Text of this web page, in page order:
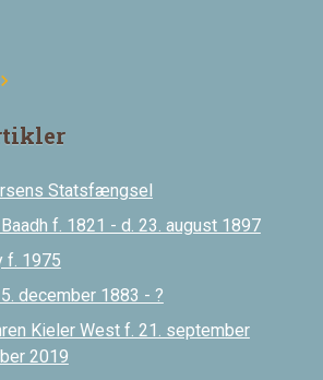
chevron_right
Statsfængsel
f. 1821 - d. 23. august 1897
f. 1975
december 1883 - ?
Kieler West f. 21. september
2019